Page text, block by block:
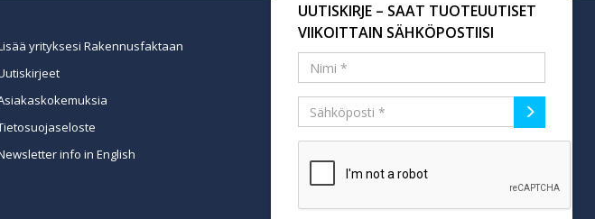
yrityksesi Rakennusfaktaan
info in English
UUTISKIRJE – SAAT TUOTEUUTISET
VIIKOITTAIN SÄHKÖPOSTIISI